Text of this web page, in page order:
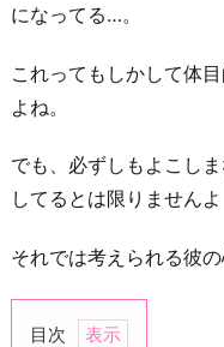
になってる…。
これってもしかして体
よね。
でも、必ずしもよこし
してるとは限りませんよ
それでは考えられる彼
目次